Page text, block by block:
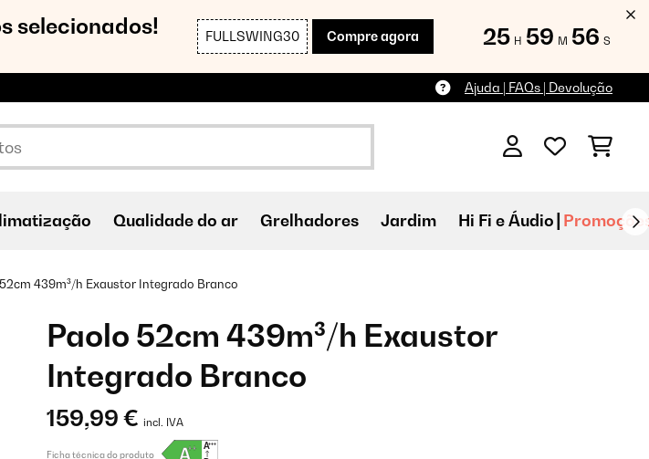
selecionados! FULLSWING30 Compre agora 25 H 59 M 55 S
Ajuda | FAQs | Devolução
Qualidade do ar Grelhadores Jardim Hi Fi e Áudio
439m³/h Exaustor Integrado Branco
Paolo 52cm 439m³/h Exaustor
Integrado Branco
159,99 € incl. IVA
Ficha técnica do produto